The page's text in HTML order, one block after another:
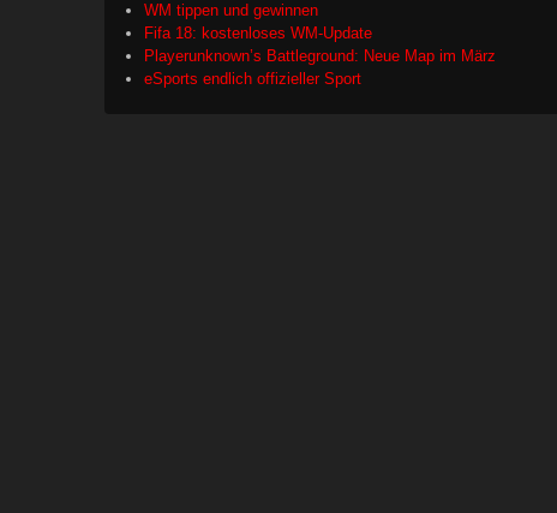
WM tippen und gewinnen
Fifa 18: kostenloses WM-Update
Playerunknown’s Battleground: Neue Map im März
eSports endlich offizieller Sport